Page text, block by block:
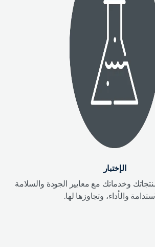
الإختبار
وخدماتك مع معايير الجودة والسلامة
والأداء، وتجاوزها لها.